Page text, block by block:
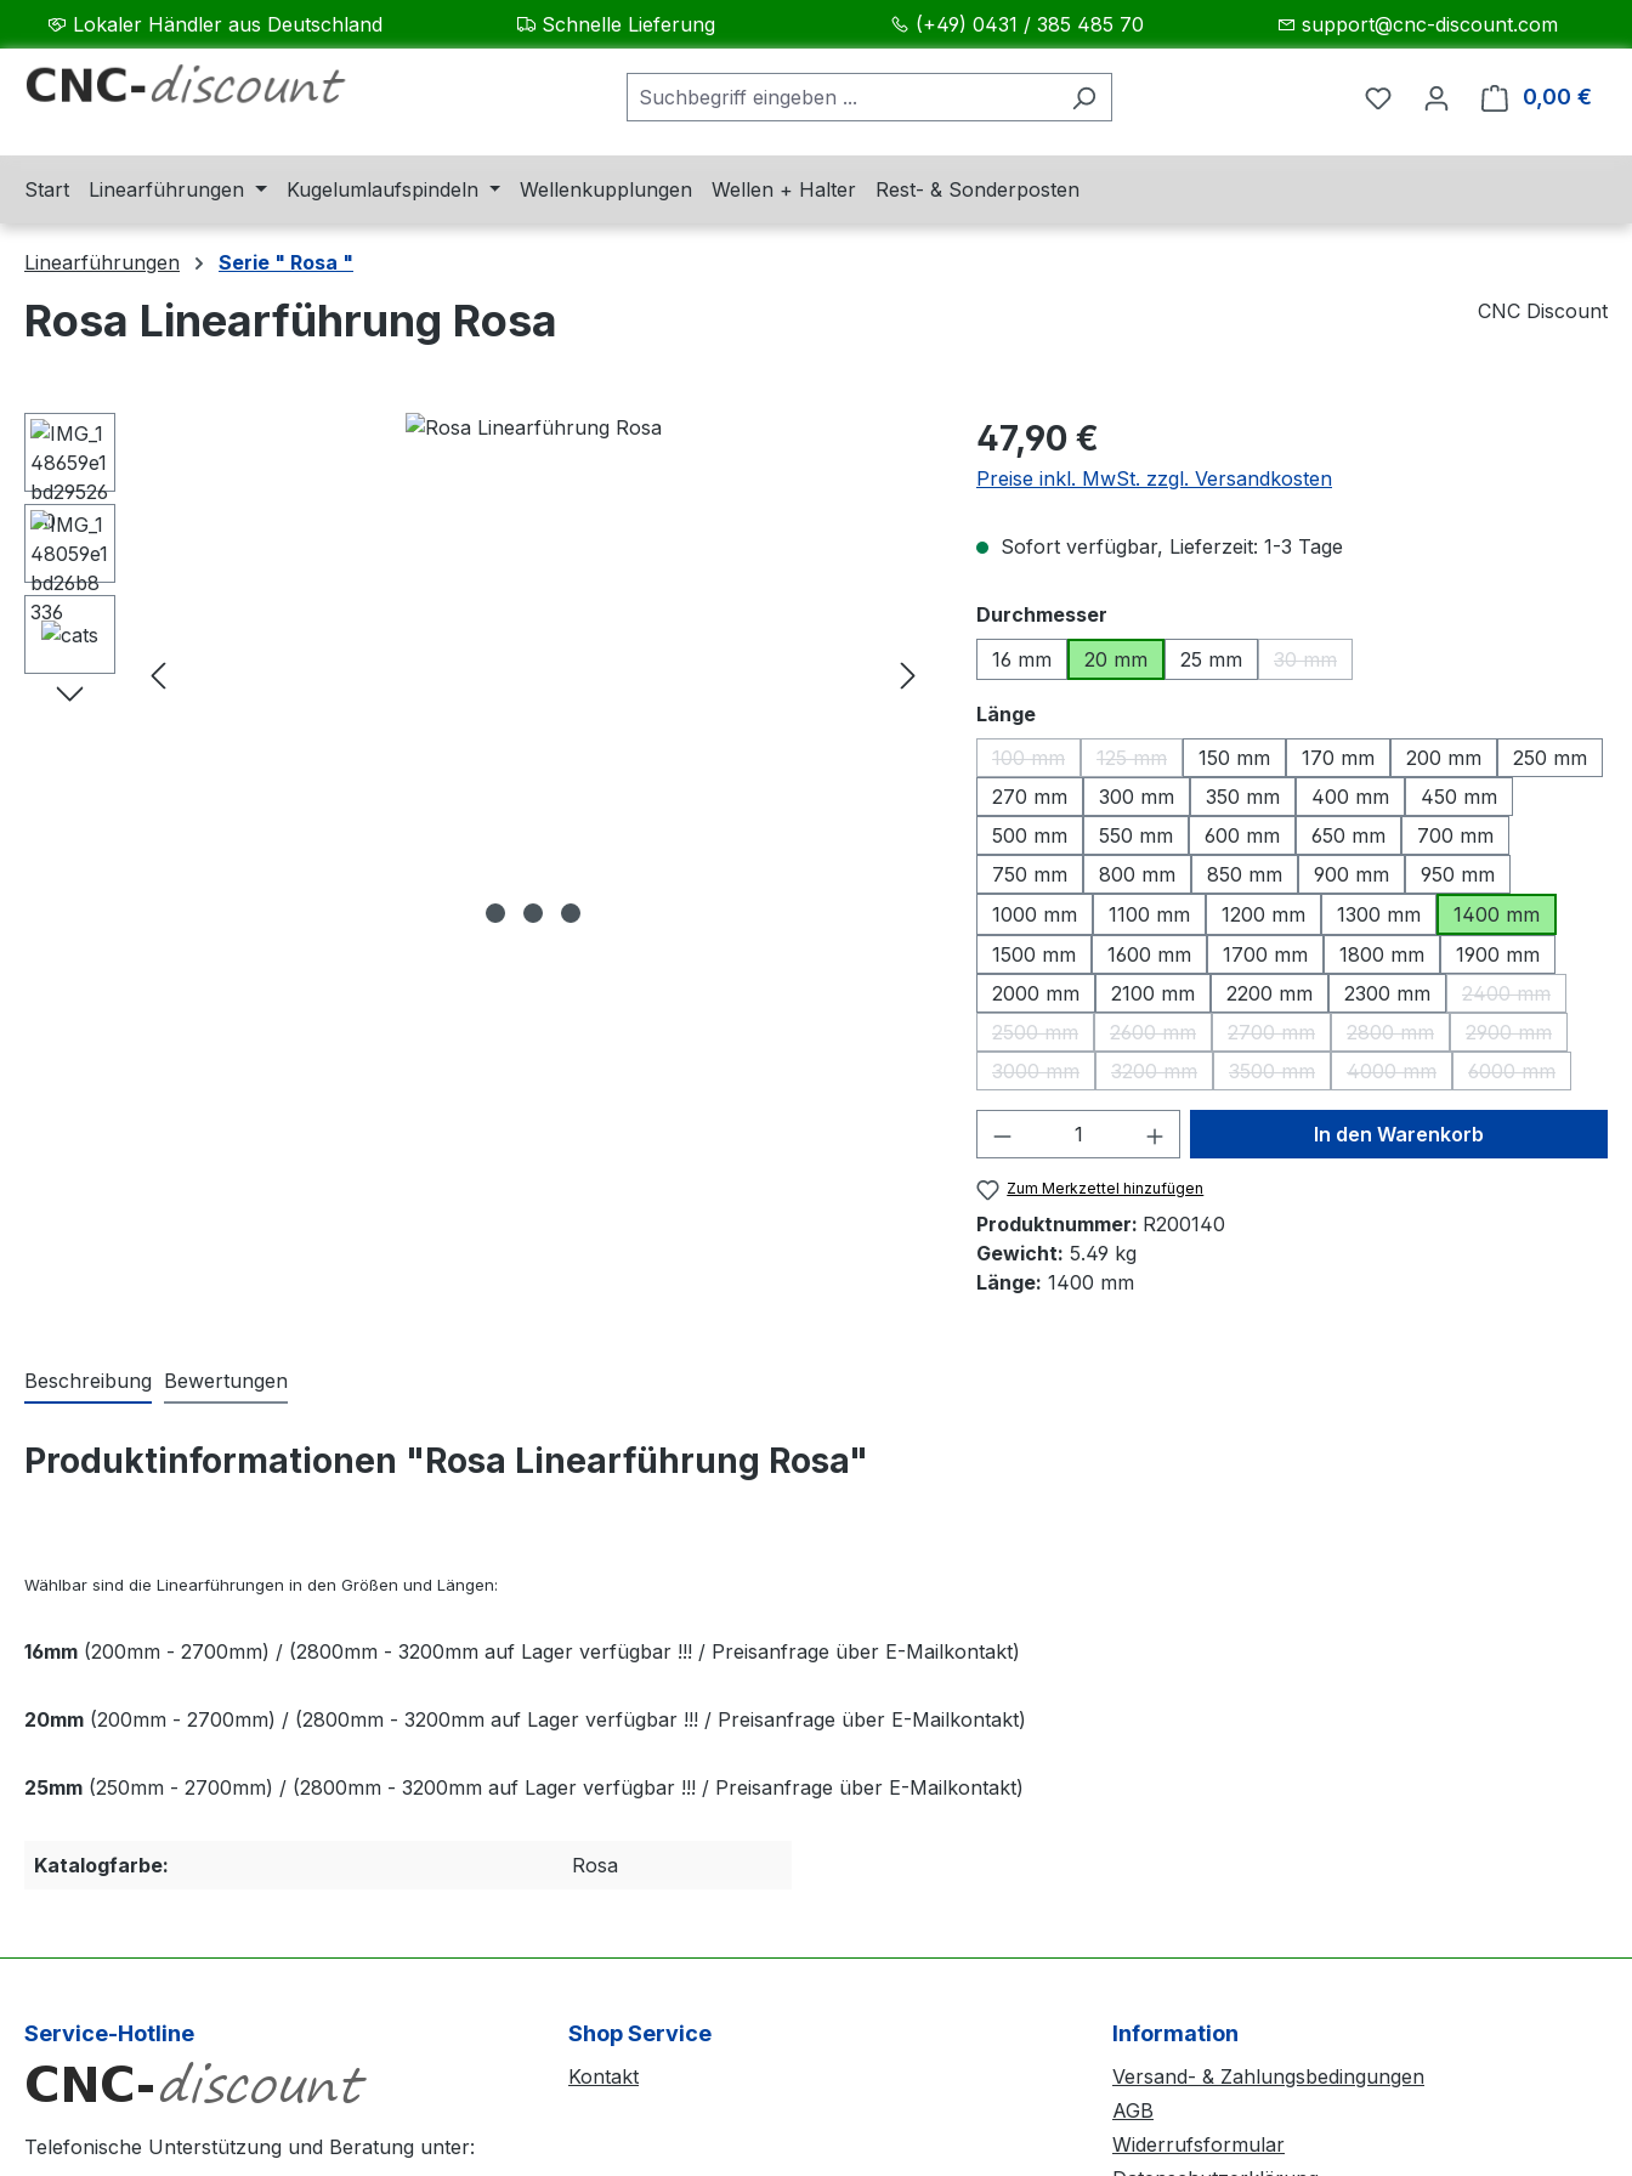
Hauptinhalt springen
Zur Suche springen
Zur Hauptnavigation springen
Lokaler Händler aus Deutschland Schnelle Lieferung (+49) 0431 / 385 485 70 support@cnc-discount.com
0,00 €
Start Linearführungen Kugelumlaufspindeln Wellenkupplungen Wellen + Halter Rest- & Sonderposten
Linearführungen Serie " Rosa "
Rosa Linearführung Rosa CNC Discount
Bildergalerie überspringen Regulärer Preis:
47,90 €
Preise inkl. MwSt. zzgl. Versandkosten
Sofort verfügbar, Lieferzeit: 1-3 Tage
Durchmesser
16 mm
20 mm 25 mm 30 mm
(Diese Option ist zurzeit nicht verfügbar.)
Längeauswählen
100 mm
(Diese Option ist zurzeit nicht verfügbar.)
125 mm
(Diese Option ist zurzeit nicht verfügbar.)
150 mm 170 mm 200 mm
250 mm
270 mm
300 mm 350 mm 400 mm
450 mm
500 mm
550 mm 600 mm 650 mm
700 mm
750 mm
800 mm 850 mm 900 mm
950 mm
1000 mm
1100 mm 1200 mm 1300 mm
1400 mm
1500 mm
1600 mm 1700 mm 1800 mm
1900 mm
2000 mm
2100 mm 2200 mm 2300 mm 2400 mm
(Diese Option
2500 mm
(Diese Option ist zurzeit nicht verfügbar.)
2600 mm
(Diese Option ist zurzeit nicht verfügbar.)
2700 mm
(Diese Option ist zurzeit nicht verfügbar.)
2800 mm
(Diese Option ist zurzeit nicht
2900 mm
(Diese Option
3000 mm
(Diese Option ist zurzeit nicht verfügbar.)
3200 mm
(Diese Option ist zurzeit nicht verfügbar.)
3500 mm
(Diese Option ist zurzeit nicht verfügbar.)
4000 mm
(Diese Option ist zurzeit nicht
6000 mm
(Diese Option
Produkt Anzahl: Gib den gewünschten Wert
In den Warenkorb
Zum Merkzettel hinzufügen
Produktnummer: R200140
Gewicht: 5.49 kg
Länge: 1400 mm
Beschreibung Bewertungen
Produktinformationen "Rosa Linearführung Rosa"
Wählbar sind die Linearführungen in den Größen und Längen:
16mm (200mm - 2700mm) / (2800mm - 3200mm auf Lager verfügbar !!! / Preisanfrage über E-Mailkontakt)
20mm (200mm - 2700mm) / (2800mm - 3200mm auf Lager verfügbar !!! / Preisanfrage über E-Mailkontakt)
25mm (250mm - 2700mm) / (2800mm - 3200mm auf Lager verfügbar !!! / Preisanfrage über E-Mailkontakt)
Katalogfarbe: Rosa
Service-Hotline
Telefonische Unterstützung und Beratung unter:
Shop Service
Kontakt
Information
Versand- & Zahlungsbedingungen
AGB
Widerrufsformular